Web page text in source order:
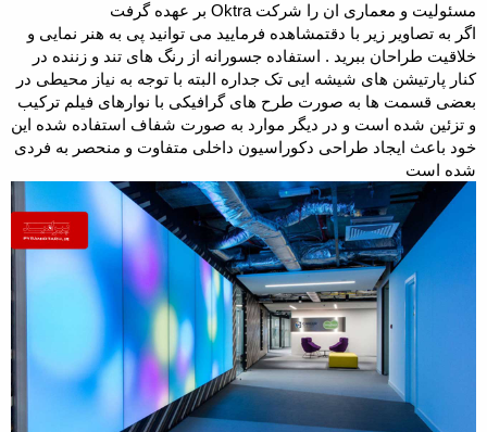
مسئولیت و معماری ان را شرکت Oktra بر عهده گرفت
اگر به تصاویر زیر با دقتمشاهده فرمایید می توانید پی به هنر نمایی و
خلاقیت طراحان ببرید . استفاده جسورانه از رنگ های تند و زننده در
کنار پارتیشن های شیشه ایی تک جداره البته با توجه به نیاز محیطی در
بعضی قسمت ها به صورت طرح های گرافیکی با نوارهای فیلم ترکیب
و تزئین شده است و در دیگر موارد به صورت شفاف استفاده شده این
خود باعث ایجاد طراحی دکوراسیون داخلی متفاوت و منحصر به فردی
شده است